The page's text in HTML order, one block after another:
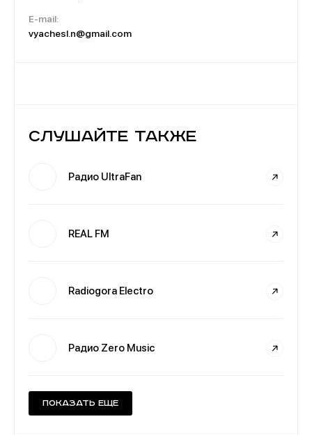
E-mail:
vyachesl.n@gmail.com
Слушайте также
Радио UltraFan
REAL FM
Radiogora Electro
Радио Zero Music
Показать еще